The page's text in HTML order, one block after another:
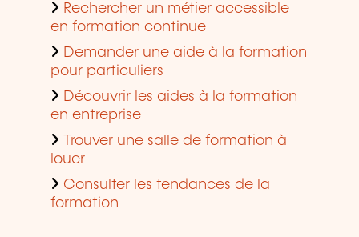
Rechercher un métier accessible
en formation continue
Demander une aide à la formation
pour particuliers
Découvrir les aides à la formation
en entreprise
Trouver une salle de formation à
louer
Consulter les tendances de la
formation